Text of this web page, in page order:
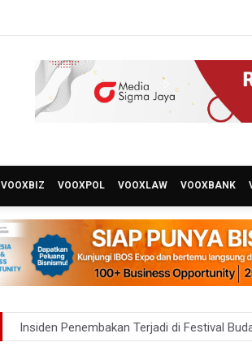
VOOXBIZ VOOXPOL VOOXLAW VOOXBANK
Insiden Penembakan Terjadi di Festival